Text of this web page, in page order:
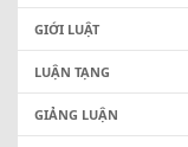
GIỚI LUẬT
LUẬN TẠNG
GIẢNG LUẬN